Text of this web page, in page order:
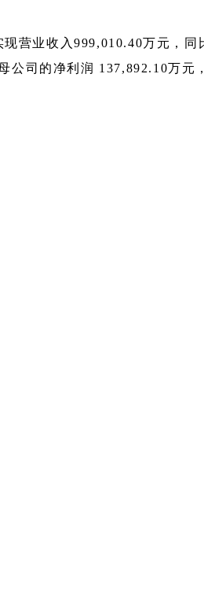
营业收入999,010.40万元，同
司的净利润 137,892.10万元